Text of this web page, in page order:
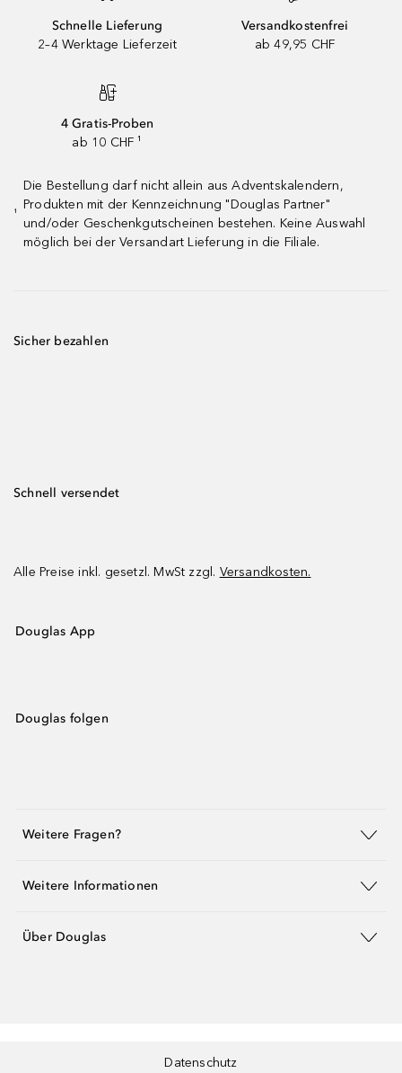
Schnelle Lieferung
2–4 Werktage Lieferzeit
Versandkostenfrei
ab 49,95 CHF
4 Gratis-Proben
ab 10 CHF ¹
¹
Die Bestellung darf nicht allein aus Adventskalendern,
Produkten mit der Kennzeichnung "Douglas Partner"
und/oder Geschenkgutscheinen bestehen. Keine Auswahl
möglich bei der Versandart Lieferung in die Filiale.
Sicher bezahlen
Schnell versendet
Alle Preise inkl. gesetzl. MwSt zzgl. Versandkosten.
Douglas App
Douglas folgen
Weitere Fragen?
Weitere Informationen
Über Douglas
Datenschutz